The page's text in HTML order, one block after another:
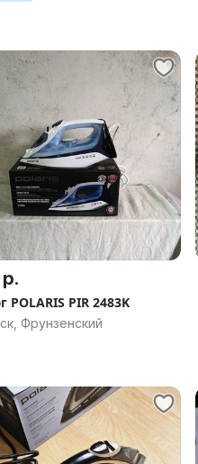
POLARIS PIR 2483K
Фрунзенский